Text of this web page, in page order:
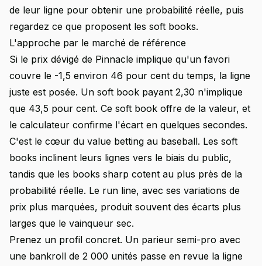
de leur ligne pour obtenir une probabilité réelle, puis
regardez ce que proposent les soft books.
L'approche par le marché de référence
Si le prix dévigé de Pinnacle implique qu'un favori
couvre le -1,5 environ 46 pour cent du temps, la ligne
juste est posée. Un soft book payant 2,30 n'implique
que 43,5 pour cent. Ce soft book offre de la valeur, et
le calculateur confirme l'écart en quelques secondes.
C'est le cœur du value betting au baseball. Les soft
books inclinent leurs lignes vers le biais du public,
tandis que les books sharp cotent au plus près de la
probabilité réelle. Le run line, avec ses variations de
prix plus marquées, produit souvent des écarts plus
larges que le vainqueur sec.
Prenez un profil concret. Un parieur semi-pro avec
une bankroll de 2 000 unités passe en revue la ligne